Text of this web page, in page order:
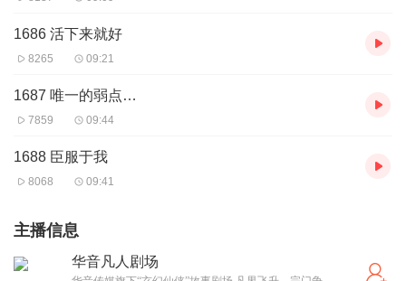
1686 活下来就好
8265 09:21
1687 唯一的弱点…
7859 09:44
1688 臣服于我
8068 09:41
主播信息
华音凡人剧场